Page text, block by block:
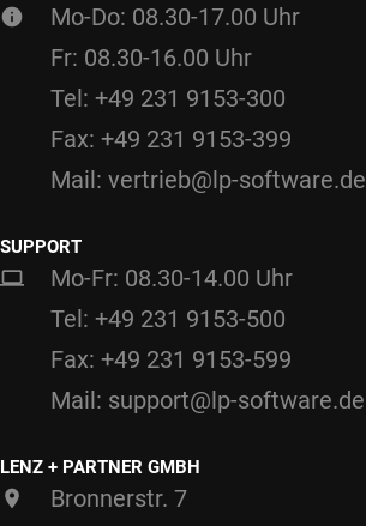
Mo-Do: 08.30-17.00 Uhr
Fr: 08.30-16.00 Uhr
Tel: +49 231 9153-300
Fax: +49 231 9153-399
Mail: vertrieb@lp-software.de
SUPPORT
Mo-Fr: 08.30-14.00 Uhr
Tel: +49 231 9153-500
Fax: +49 231 9153-599
Mail: support@lp-software.de
LENZ + PARTNER GMBH
Bronnerstr. 7